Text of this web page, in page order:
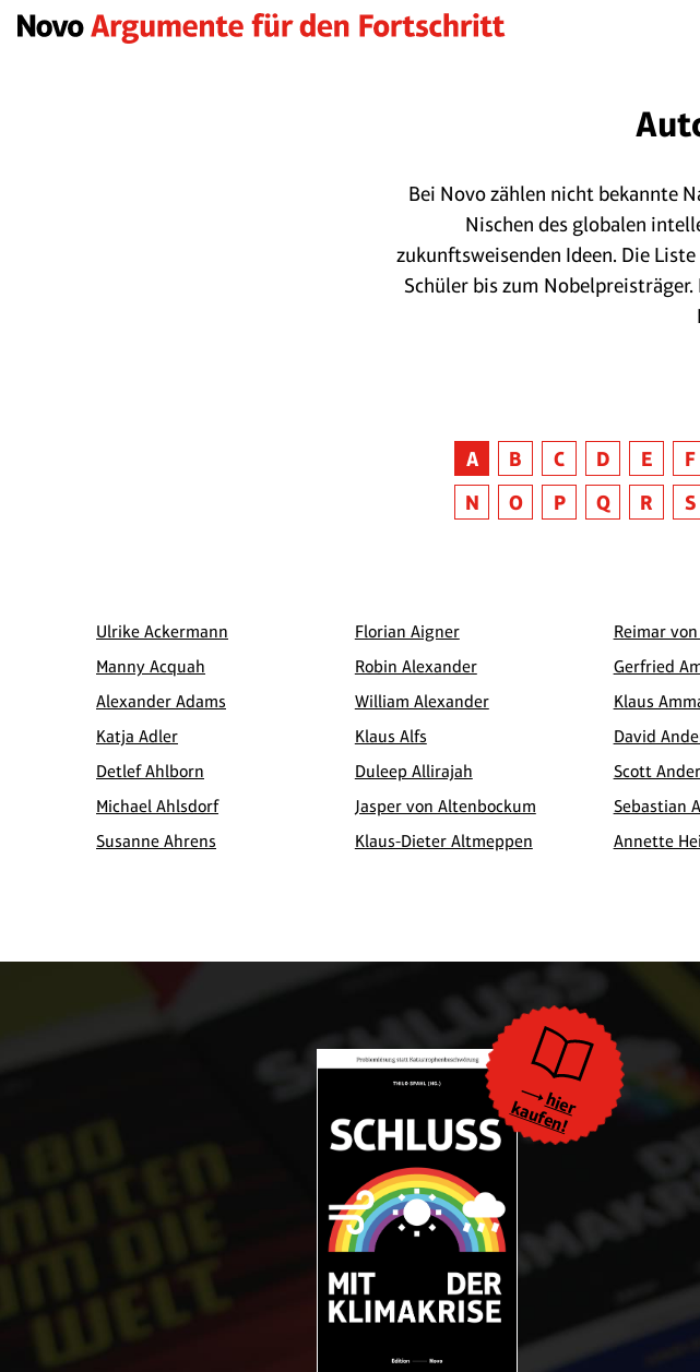
Bei Novo zählen nicht bekannte
Nischen des globalen
zukunftsweisenden Ideen. Die
Schüler bis zum
A B C D E F
N
O P Q R S
Ulrike Ackermann
Manny Acquah
Alexander Adams
Katja Adler
Detlef Ahlborn
Michael Ahlsdorf
Susanne Ahrens
Florian Aigner
Robin Alexander
William Alexander
Klaus Alfs
Duleep Allirajah
Jasper von Altenbockum
Klaus-Dieter Altmeppen
Reimar
Gerfried
Klaus
David
Scott
Sebastian
Annette
hier
kaufen!